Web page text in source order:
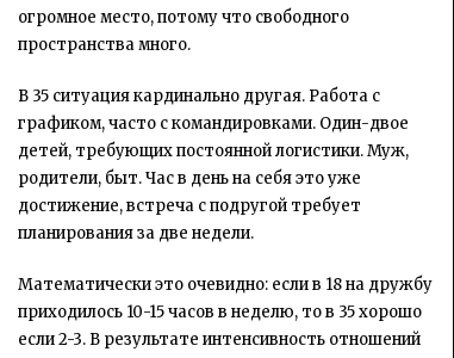
огромное место, потому что свободного
пространства много.
В 35 ситуация кардинально другая. Работа с
графиком, часто с командировками. Один-двое
детей, требующих постоянной логистики. Муж,
родители, быт. Час в день на себя это уже
достижение, встреча с подругой требует
планирования за две недели.
Математически это очевидно: если в 18 на дружбу
приходилось 10-15 часов в неделю, то в 35 хорошо
если 2-3. В результате интенсивность отношений